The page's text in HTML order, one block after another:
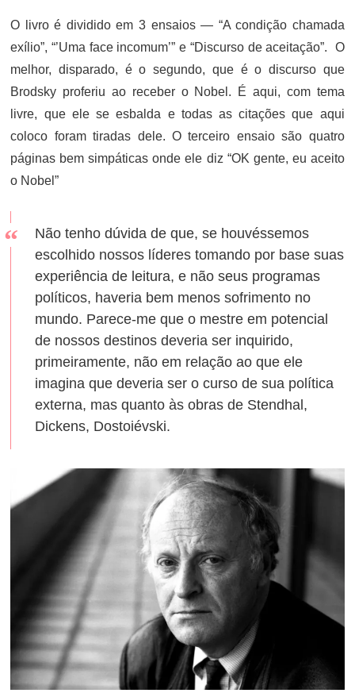
O livro é dividido em 3 ensaios — “A condição chamada
exílio”, “’Uma face incomum’” e “Discurso de aceitação”. O
melhor, disparado, é o segundo, que é o discurso que
Brodsky proferiu ao receber o Nobel. É aqui, com tema
livre, que ele se esbalda e todas as citações que aqui
coloco foram tiradas dele. O terceiro ensaio são quatro
páginas bem simpáticas onde ele diz “OK gente, eu aceito
o Nobel”
Não tenho dúvida de que, se houvéssemos
escolhido nossos líderes tomando por base suas
experiência de leitura, e não seus programas
políticos, haveria bem menos sofrimento no
mundo. Parece-me que o mestre em potencial
de nossos destinos deveria ser inquirido,
primeiramente, não em relação ao que ele
imagina que deveria ser o curso de sua política
externa, mas quanto às obras de Stendhal,
Dickens, Dostoiévski.